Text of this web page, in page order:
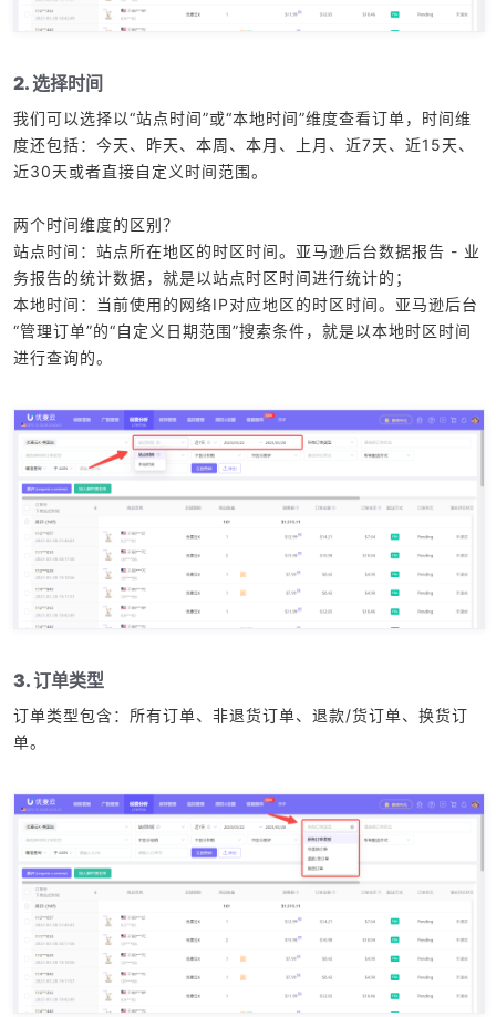
2. 选择时间
我们可以选择以“站点时间”或“本地时间”维度查看订单，时间维
度还包括：今天、昨天、本周、本月、上月、近7天、近15天、
近30天或者直接自定义时间范围。
两个时间维度的区别？
站点时间：站点所在地区的时区时间。亚马逊后台数据报告 - 业
务报告的统计数据，就是以站点时区时间进行统计的；
本地时间：当前使用的网络IP对应地区的时区时间。亚马逊后台
“管理订单”的“自定义日期范围”搜索条件，就是以本地时区时间
进行查询的。
3. 订单类型
订单类型包含：所有订单、非退货订单、退款/货订单、换货订
单。